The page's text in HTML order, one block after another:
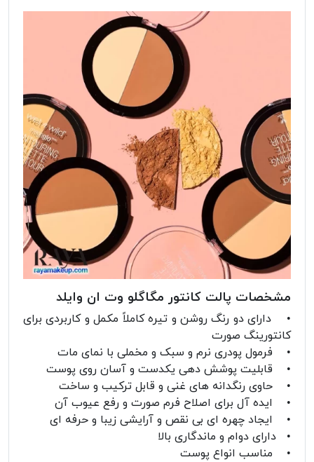
مشخصات پالت کانتور مگاگلو وت ان وایلد
• دارای دو رنگ روشن و تیره کاملاً مکمل و کاربردی برای
کانتورینگ صورت
• فرمول پودری نرم و سبک و مخملی با نمای مات
• قابلیت پوشش دهی یکدست و آسان روی پوست
• حاوی رنگدانه های غنی و قابل ترکیب و ساخت
• ایده آل برای اصلاح فرم صورت و رفع عیوب آن
• ایجاد چهره ای بی نقص و آرایشی زیبا و حرفه ای
• دارای دوام و ماندگاری بالا
• مناسب انواع پوست